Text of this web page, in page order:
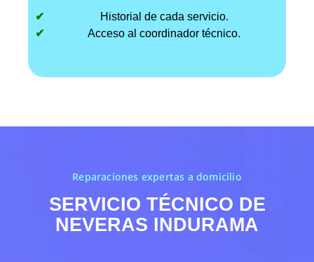
Historial de cada servicio.
Acceso al coordinador técnico.
Reparaciones expertas a domicilio
SERVICIO TÉCNICO DE
NEVERAS INDURAMA